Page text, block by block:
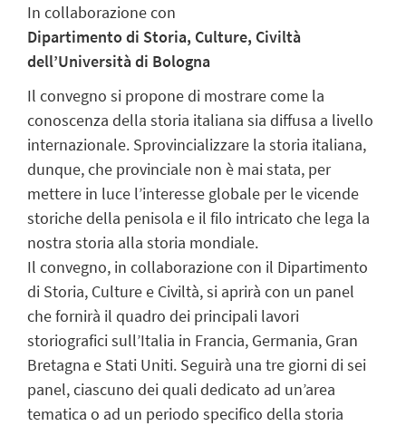
In collaborazione con
Dipartimento di Storia, Culture, Civiltà
dell’Università di Bologna
Il convegno si propone di mostrare come la
conoscenza della storia italiana sia diffusa a livello
internazionale. Sprovincializzare la storia italiana,
dunque, che provinciale non è mai stata, per
mettere in luce l’interesse globale per le vicende
storiche della penisola e il filo intricato che lega la
nostra storia alla storia mondiale.
Il convegno, in collaborazione con il Dipartimento
di Storia, Culture e Civiltà, si aprirà con un panel
che fornirà il quadro dei principali lavori
storiografici sull’Italia in Francia, Germania, Gran
Bretagna e Stati Uniti. Seguirà una tre giorni di sei
panel, ciascuno dei quali dedicato ad un’area
tematica o ad un periodo specifico della storia